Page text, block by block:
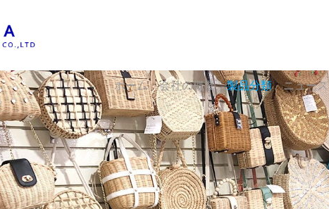
ホーム 会社の概要 製品分類 ニュース